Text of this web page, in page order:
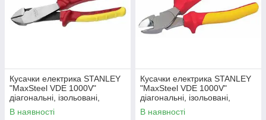
Кусачки електрика STANLEY
"MaxSteel VDE 1000V"
діагональні, ізольовані,
L=195мм
В наявності
Кусачки електрика STANLEY
"MaxSteel VDE 1000V"
діагональні, ізольовані,
L=180мм.
В наявності